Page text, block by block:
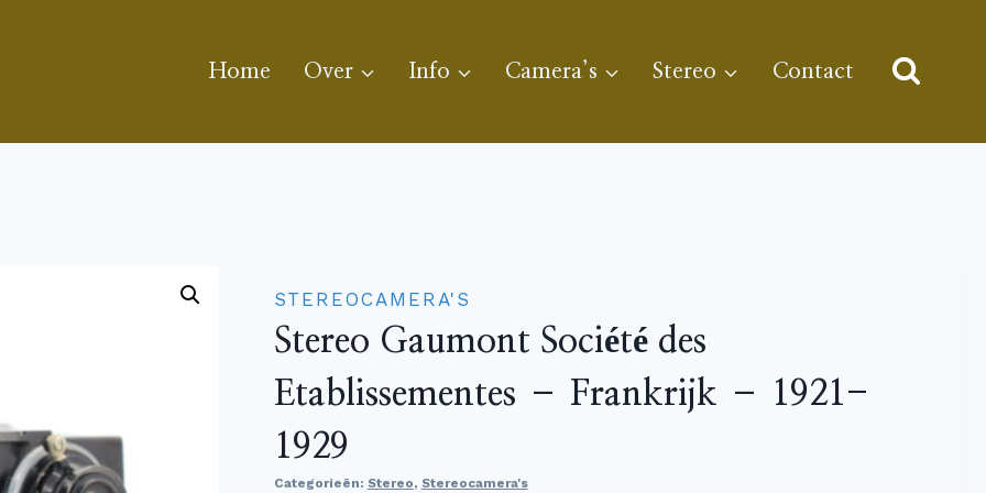
Home Over Info Camera’s Stereo Contact
STEREOCAMERA'S
Stereo Gaumont Société des
Etablissementes – Frankrijk – 1921-
1929
Categorieën: Stereo, Stereocamera's